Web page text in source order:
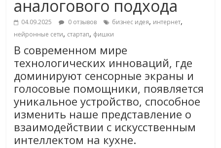
аналогового подхода
04.09.2025 0 отзывов бизнес идея, интернет,
нейронные сети, стартап, фишки
В современном мире
технологических инноваций, где
доминируют сенсорные экраны и
голосовые помощники, появляется
уникальное устройство, способное
изменить наше представление о
взаимодействии с искусственным
интеллектом на кухне.